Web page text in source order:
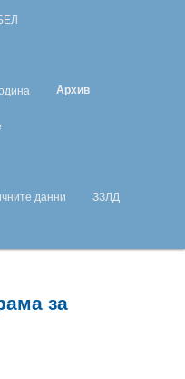
Архив
данни ЗЗЛД
за